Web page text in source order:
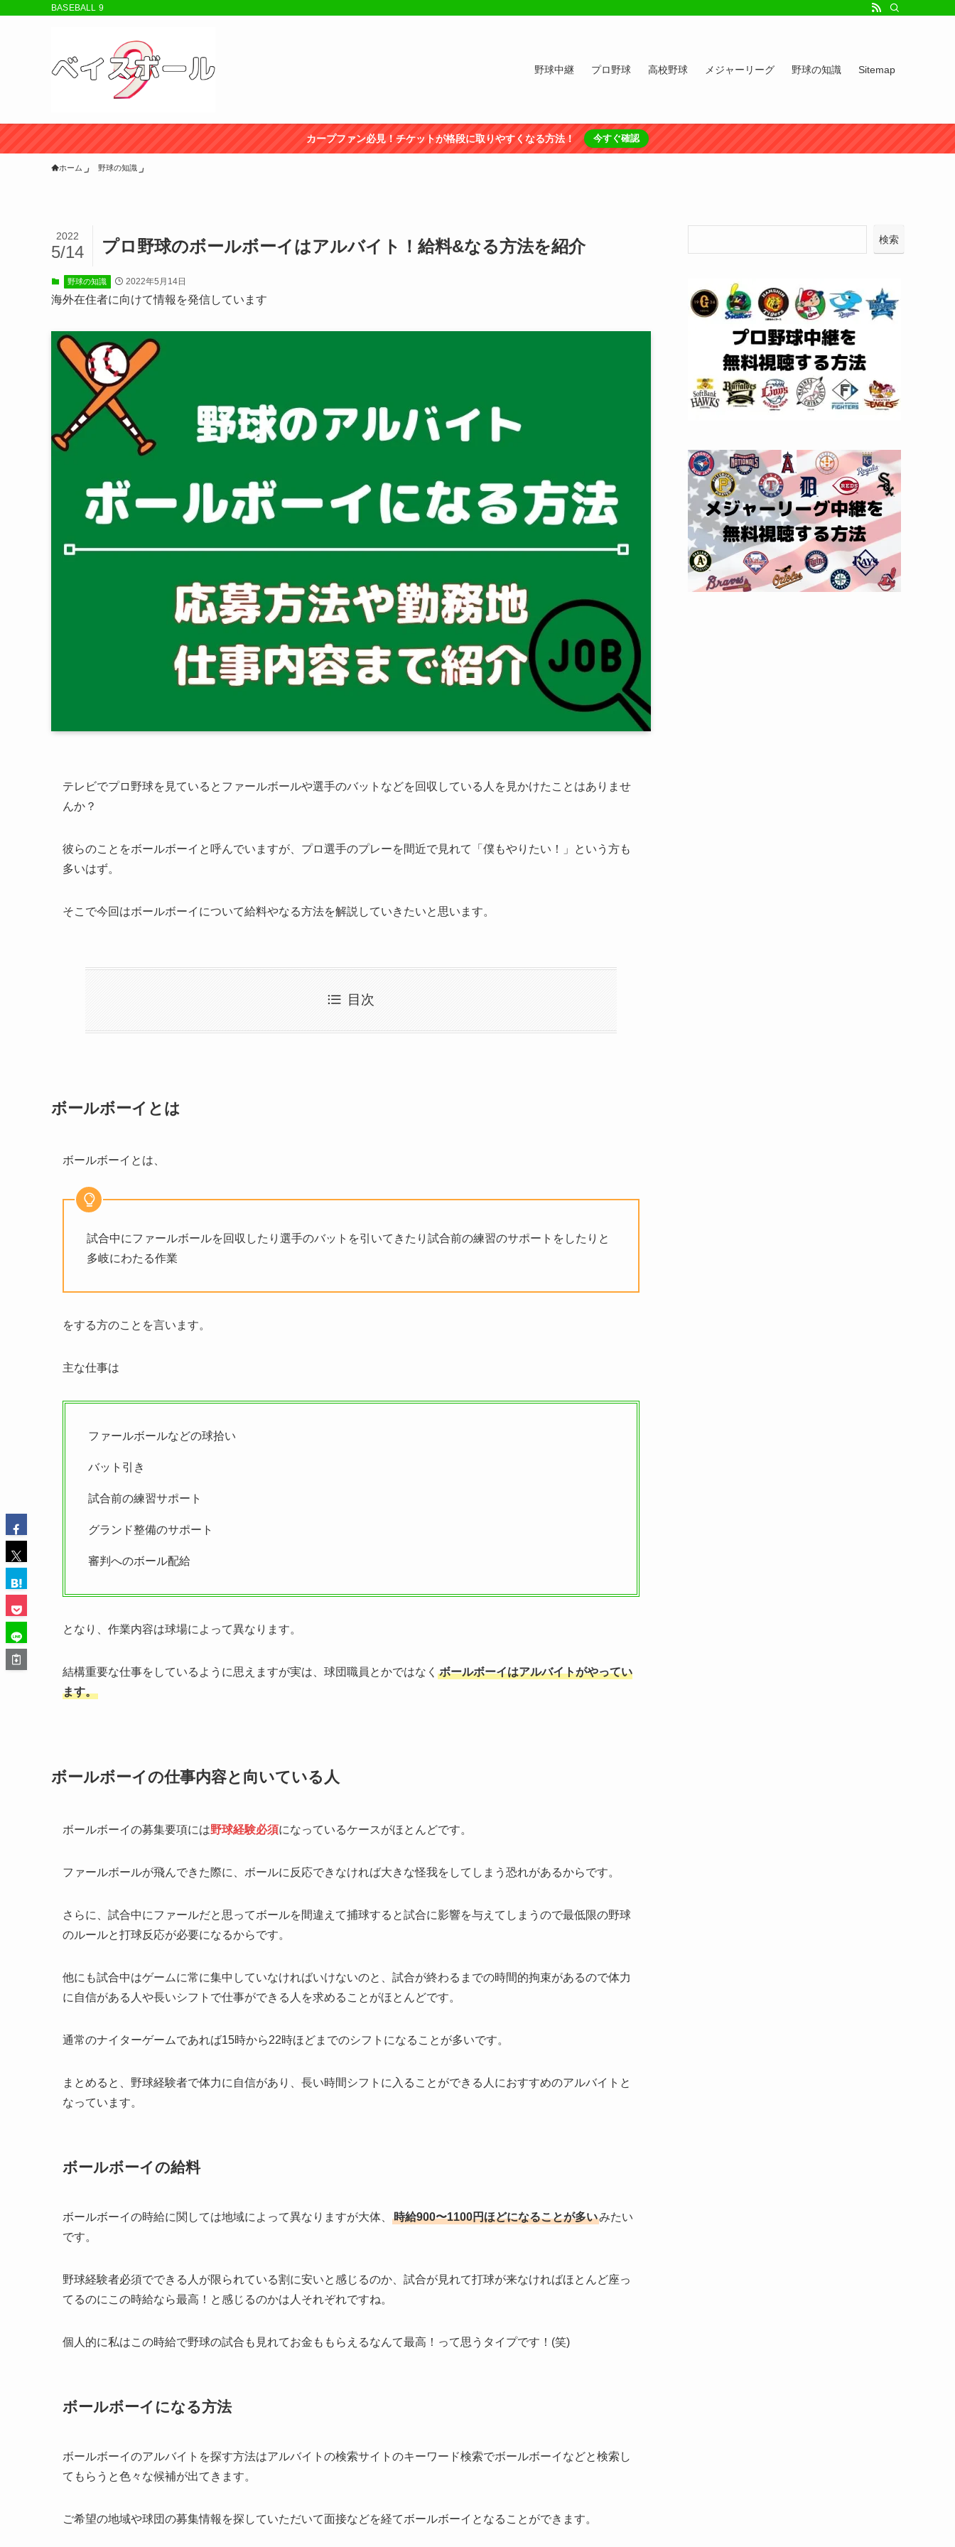
BASEBALL 9
野球中継 プロ野球 高校野球 メジャーリーグ 野球の知識 Sitemap
カープファン必見！チケットが格段に取りやすくなる方法！ 今すぐ確認
ホーム 野球の知識
プロ野球のボールボーイはアルバイト！給料&なる方法を紹介
2022
5/14
野球の知識 2022年5月14日
海外在住者に向けて情報を発信しています
テレビでプロ野球を見ているとファールボールや選手のバットなどを回収している人を見かけたことはありませ
んか？
彼らのことをボールボーイと呼んでいますが、プロ選手のプレーを間近で見れて「僕もやりたい！」という方も
多いはず。
そこで今回はボールボーイについて給料やなる方法を解説していきたいと思います。
目次
ボールボーイとは
ボールボーイとは、
試合中にファールボールを回収したり選手のバットを引いてきたり試合前の練習のサポートをしたりと
多岐にわたる作業
をする方のことを言います。
主な仕事は
ファールボールなどの球拾い
バット引き
試合前の練習サポート
グランド整備のサポート
審判へのボール配給
となり、作業内容は球場によって異なります。
結構重要な仕事をしているように思えますが実は、球団職員とかではなく ボールボーイはアルバイトがやってい
ます。
ボールボーイの仕事内容と向いている人
ボールボーイの募集要項には野球経験必須になっているケースがほとんどです。
ファールボールが飛んできた際に、ボールに反応できなければ大きな怪我をしてしまう恐れがあるからです。
さらに、試合中にファールだと思ってボールを間違えて捕球すると試合に影響を与えてしまうので最低限の野球
のルールと打球反応が必要になるからです。
他にも試合中はゲームに常に集中していなければいけないのと、試合が終わるまでの時間的拘束があるので体力
に自信がある人や長いシフトで仕事ができる人を求めることがほとんどです。
通常のナイターゲームであれば15時から22時ほどまでのシフトになることが多いです。
まとめると、野球経験者で体力に自信があり、長い時間シフトに入ることができる人におすすめのアルバイトと
なっています。
ボールボーイの給料
ボールボーイの時給に関しては地域によって異なりますが大体、 時給900〜1100円ほどになることが多いみたい
です。
野球経験者必須でできる人が限られている割に安いと感じるのか、試合が見れて打球が来なければほとんど座っ
てるのにこの時給なら最高！と感じるのかは人それぞれですね。
個人的に私はこの時給で野球の試合も見れてお金ももらえるなんて最高！って思うタイプです！(笑)
ボールボーイになる方法
ボールボーイのアルバイトを探す方法はアルバイトの検索サイトのキーワード検索でボールボーイなどと検索し
てもらうと色々な候補が出てきます。
ご希望の地域や球団の募集情報を探していただいて面接などを経てボールボーイとなることができます。
検索